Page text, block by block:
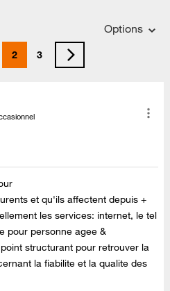
Options
2 3
et qu'ils affectent depuis +
les services: internet, le tel
pour personne agee &
structurant pour retrouver la
la fiabilite et la qualite des